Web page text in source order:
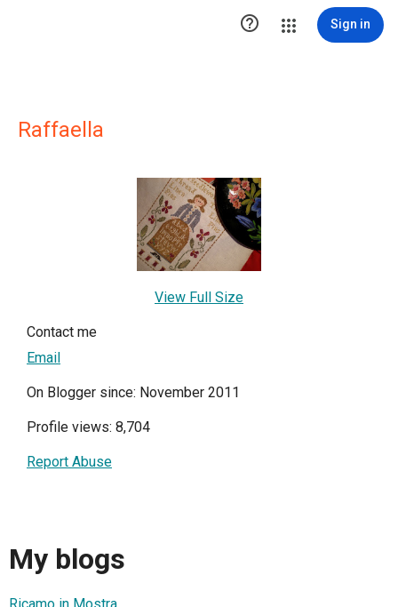
 Sign in
Raffaella
View Full Size
Contact me
Email
On Blogger since: November 2011
Profile views: 8,704
Report Abuse
My blogs